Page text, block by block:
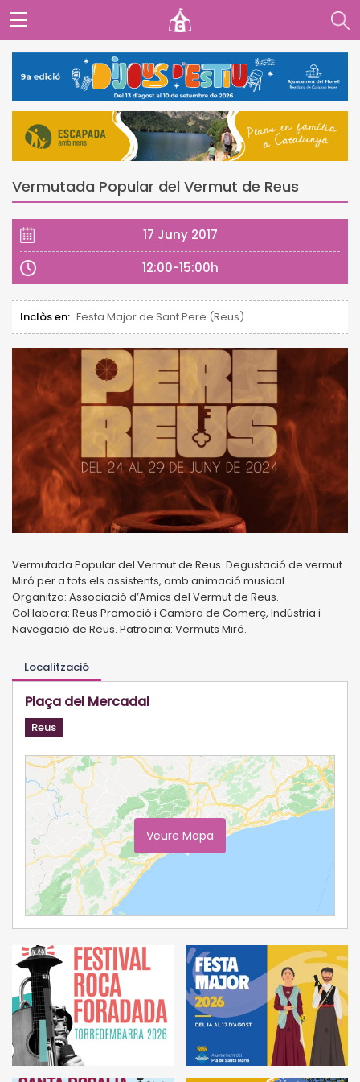
Vermutada Popular del Vermut de Reus
17 Juny 2017
12:00-15:00h
Inclòs en: Festa Major de Sant Pere (Reus)
Vermutada Popular del Vermut de Reus. Degustació de vermut
Miró per a tots els assistents, amb animació musical.
Organitza: Associació d’Amics del Vermut de Reus.
Col·labora: Reus Promoció i Cambra de Comerç, Indústria i
Navegació de Reus. Patrocina: Vermuts Miró.
Localització
Plaça del Mercadal
Reus
Veure Mapa